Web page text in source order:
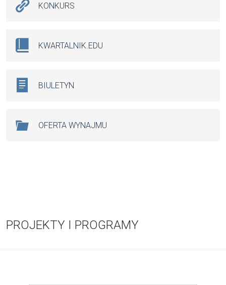
KONKURS
KWARTALNIK.EDU
BIULETYN
OFERTA WYNAJMU
PROJEKTY I PROGRAMY